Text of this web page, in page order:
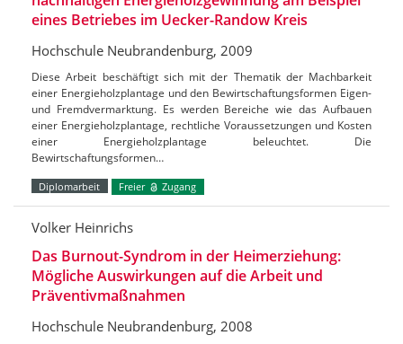
eines Betriebes im Uecker-Randow Kreis
Hochschule Neubrandenburg, 2009
Diese Arbeit beschäftigt sich mit der Thematik der Machbarkeit
einer Energieholzplantage und den Bewirtschaftungsformen Eigen-
und Fremdvermarktung. Es werden Bereiche wie das Aufbauen
einer Energieholzplantage, rechtliche Voraussetzungen und Kosten
einer Energieholzplantage beleuchtet. Die
Bewirtschaftungsformen…
Diplomarbeit Freier Zugang
Volker Heinrichs
Das Burnout-Syndrom in der Heimerziehung:
Mögliche Auswirkungen auf die Arbeit und
Präventivmaßnahmen
Hochschule Neubrandenburg, 2008